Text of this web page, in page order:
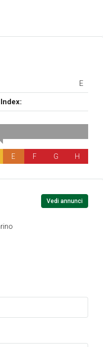
E
E F G H
Vedi annunci